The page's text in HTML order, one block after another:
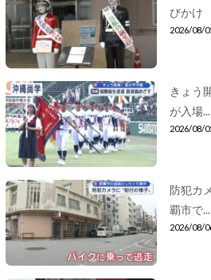
びかけ
2026/08/
きょう
が入場...
2026/08/
防犯カ
覇市で...
2026/08/